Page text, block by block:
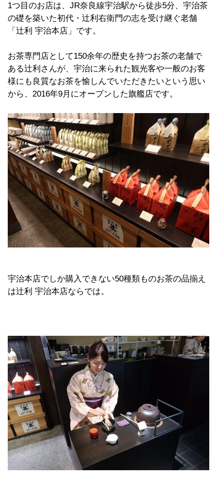
1つ目のお店は、 JR奈良線宇治駅から徒歩5分、 宇治茶
の礎を築いた初代・辻利右衛門の志を受け継ぐ老舗
「辻利 宇治本店」です。
お茶専門店として150余年の歴史を持つお茶の老舗で
ある辻利さんが、宇治に来られた観光客や一般のお客
様にも良質なお茶を愉しんでいただきたいという思い
から、 2016年9月にオープンした旗艦店です。
宇治本店でしか購入できない50種類ものお茶の品揃え
は辻利 宇治本店ならでは。